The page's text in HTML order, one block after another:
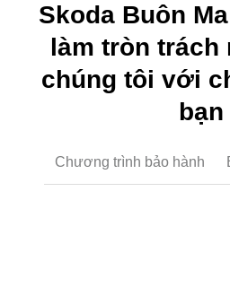
Skoda Buôn
làm tròn trách
chúng tôi với
bạn
Chương trình bảo hành